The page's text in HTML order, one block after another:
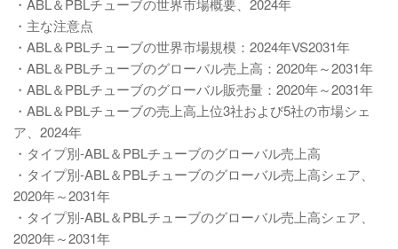
・ABL＆PBLチューブの世界市場概要、2024年
・主な注意点
・ABL＆PBLチューブの世界市場規模：2024年VS2031年
・ABL＆PBLチューブのグローバル売上高：2020年～2031年
・ABL＆PBLチューブのグローバル販売量：2020年～2031年
・ABL＆PBLチューブの売上高上位3社および5社の市場シェ
ア、2024年
・タイプ別-ABL＆PBLチューブのグローバル売上高
・タイプ別-ABL＆PBLチューブのグローバル売上高シェア、
2020年～2031年
・タイプ別-ABL＆PBLチューブのグローバル売上高シェア、
2020年～2031年